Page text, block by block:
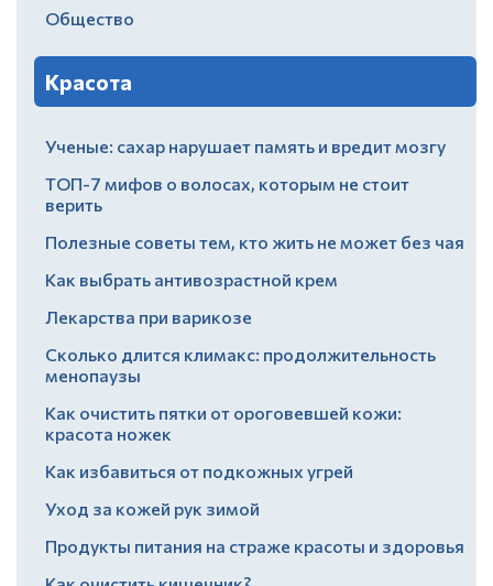
Общество
Красота
Ученые: сахар нарушает память и вредит мозгу
ТОП-7 мифов о волосах, которым не стоит
верить
Полезные советы тем, кто жить не может без чая
Как выбрать антивозрастной крем
Лекарства при варикозе
Сколько длится климакс: продолжительность
менопаузы
Как очистить пятки от ороговевшей кожи:
красота ножек
Как избавиться от подкожных угрей
Уход за кожей рук зимой
Продукты питания на страже красоты и здоровья